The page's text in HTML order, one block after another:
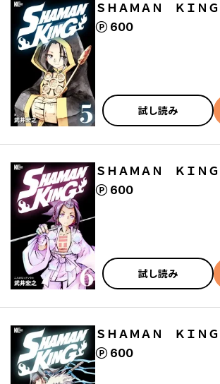
ＳＨＡＭＡＮ ＫＩＮＧ
600
ポイント
試し読み
ＳＨＡＭＡＮ ＫＩＮＧ
600
ポイント
試し読み
ＳＨＡＭＡＮ ＫＩＮＧ
600
ポイント